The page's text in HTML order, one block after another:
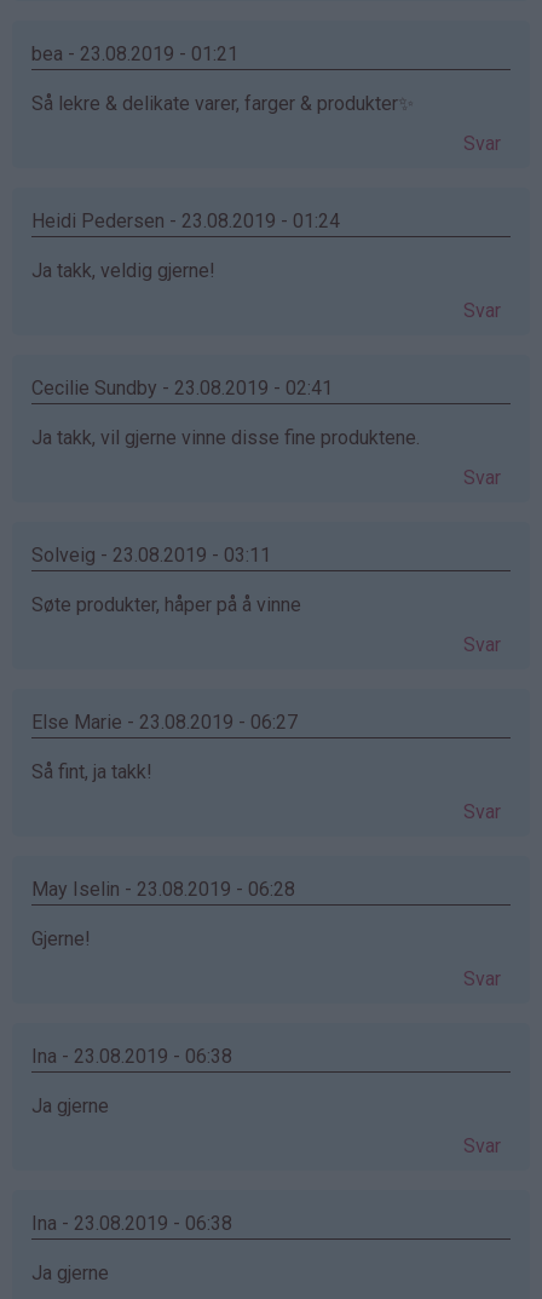
bea - 23.08.2019 - 01:21
Så lekre & delikate varer, farger & produkter✨
Svar
Heidi Pedersen - 23.08.2019 - 01:24
Ja takk, veldig gjerne!
Svar
Cecilie Sundby - 23.08.2019 - 02:41
Ja takk, vil gjerne vinne disse fine produktene.
Svar
Solveig - 23.08.2019 - 03:11
Søte produkter, håper på å vinne
Svar
Else Marie - 23.08.2019 - 06:27
Så fint, ja takk!
Svar
May Iselin - 23.08.2019 - 06:28
Gjerne!
Svar
Ina - 23.08.2019 - 06:38
Ja gjerne
Svar
Ina - 23.08.2019 - 06:38
Ja gjerne